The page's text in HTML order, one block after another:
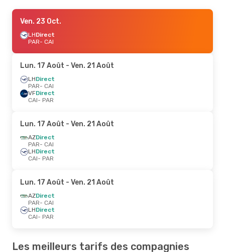
Ven. 23 Oct.
LHDirect
PAR- CAI
Lun. 17 Août - Ven. 21 Août
LHDirect
PAR- CAI
VFDirect
CAI- PAR
Lun. 17 Août - Ven. 21 Août
AZDirect
PAR- CAI
LHDirect
CAI- PAR
Lun. 17 Août - Ven. 21 Août
AZDirect
PAR- CAI
LHDirect
CAI- PAR
Les meilleurs tarifs des compagnies